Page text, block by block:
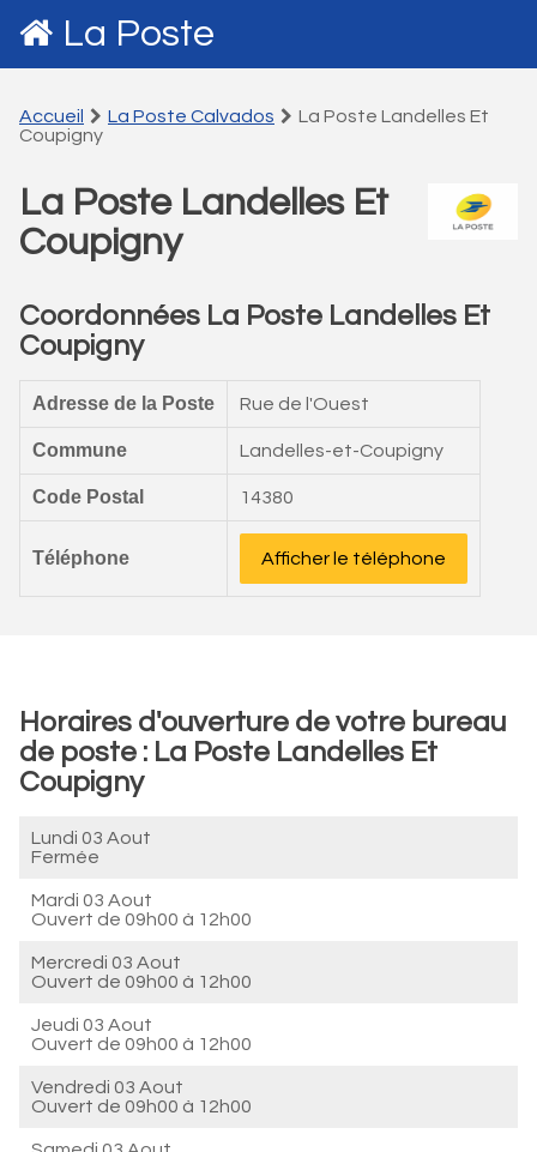
La Poste
Accueil La Poste Calvados
La Poste Landelles Et
Coupigny
La Poste Landelles Et
Coupigny
Coordonnées La Poste Landelles Et
Coupigny
Adresse de la Poste Rue de l'Ouest
Commune Landelles-et-Coupigny
Code Postal 14380
Téléphone Afficher le téléphone
Horaires d'ouverture de votre bureau
de poste : La Poste Landelles Et
Coupigny
Lundi 03 Aout
Fermée
Mardi 03 Aout
Ouvert de 09h00 à 12h00
Mercredi 03 Aout
Ouvert de 09h00 à 12h00
Jeudi 03 Aout
Ouvert de 09h00 à 12h00
Vendredi 03 Aout
Ouvert de 09h00 à 12h00